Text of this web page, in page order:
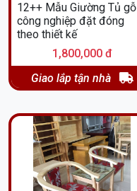
12++ Mẫu Giường Tủ gỗ
công nghiệp đặt đóng
theo thiết kế
1,800,000 đ
Giao lắp tận nhà